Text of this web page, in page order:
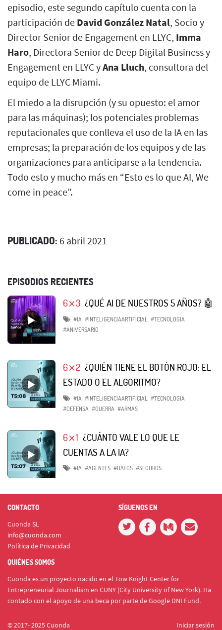
episodio, este segundo capítulo cuenta con la
participación de David González Natal, Socio y
Director Senior de Engagement en LLYC, Imma
Haro, Directora Senior de Deep Digital Business y
Engagement en LLYC yAna Lluch, consultora del
equipo de LLYC Miami.
El miedo a la disrupción (y su opuesto: el amor
para las máquinas); los potenciales problemas
reputacionales que conlleva el uso de la IA en las
empresas; la preparación de los equipos y de las
organizaciones para anticiparse a la tendencia.
Todo esto y mucho más en “Esto es lo que AI, We
come in peace”.
PUBLICADO: 6 abril 2021
EPISODIOS RECIENTES
6⨯3 ¿QUÉ AI DE NUESTROS 5 AÑOS? 🤖
#IA #INTELIGENCIAARTIFICIAL
#TECNOLOGIA
#ANIVERSARIO
6⨯2 ¿QUIÉN TIENE EL BOTÓN ROJO: EL
ESTADO O EL ALGORITMO?
#IA #INTELIGENCIAARTIFICIAL
#TECNOLOGIA
#DEFENSA #GUERRA #ARMAS
6⨯1 ¿CUÁNTO VALE LO QUE LE
CUENTAS A LA IA?
#IA #AGENTES #DATOS #SEGUROS
CONTACTO
Cuonda SL
info@cuonda.com
Política de Privacidad
SÍGUENOS EN
QUIÉNES SOMOS
Cuonda es un proyecto nacido en el Tow Knight Center for
Entrepreneurial Journalism en CUNY (City University of New York). Ha
contado con el apoyo de una beca por parte de Google DNI Fund.
© 2017- 2025 Cuonda Iniciar sesión